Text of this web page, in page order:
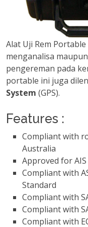
Alat Uji Rem
menganalisa
pengereman pada
portable ini juga
System (GPS).
Features :
Compliant with
Australia
Approved for
Compliant with
Standard
Compliant with
Compliant with
Compliant with